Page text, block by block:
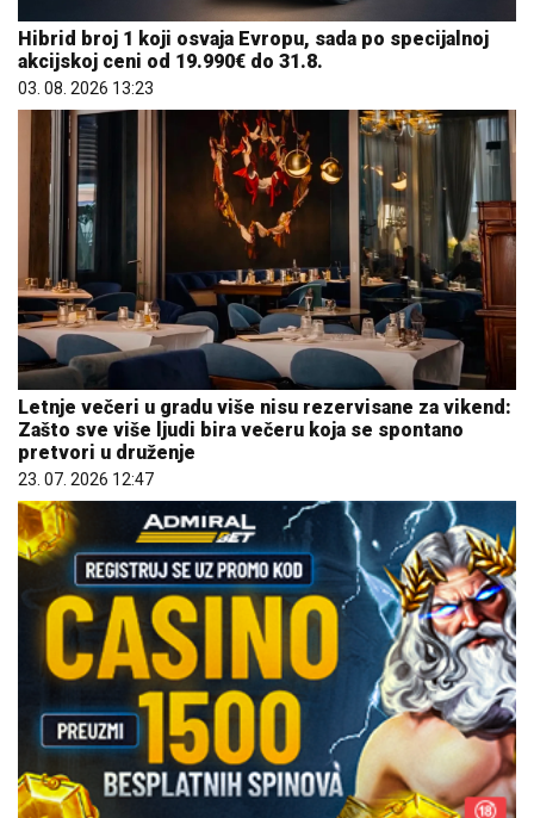
Hibrid broj 1 koji osvaja Evropu, sada po specijalnoj
akcijskoj ceni od 19.990€ do 31.8.
03. 08. 2026 13:23
Letnje večeri u gradu više nisu rezervisane za vikend:
Zašto sve više ljudi bira večeru koja se spontano
pretvori u druženje
23. 07. 2026 12:47